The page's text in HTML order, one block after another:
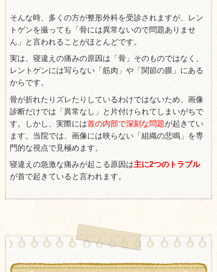
そんな時、多くの方が整形外科を受診されますが、レン
トゲンを撮っても「骨には異常ないので問題ありませ
ん」と言われることがほとんどです。
実は、寝違えの痛みの原因は「骨」そのものではなく、
レントゲンには写らない「筋肉」や「関節の膜」にある
からです。
骨が折れたりズレたりしているわけではないため、画像
診断だけでは「異常なし」と片付けられてしまいがちで
す。しかし、実際には首の内部で深刻な問題が起きてい
ます。当院では、画像には映らない「組織の悲鳴」を専
門的な視点で見極めます。
寝違えの急激な痛みが起こる原因は主に2つのトラブル
が首で起きていると言われます。